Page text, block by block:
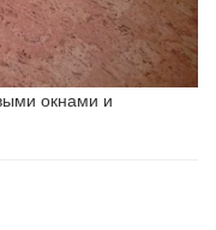
окнами и